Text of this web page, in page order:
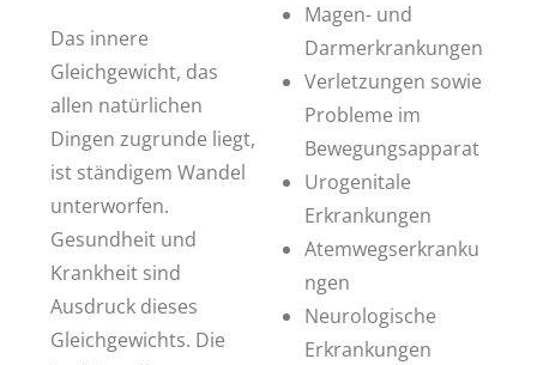
Das innere
Gleichgewicht, das
allen natürlichen
Dingen zugrunde liegt,
ist ständigem Wandel
unterworfen.
Gesundheit und
Krankheit sind
Ausdruck dieses
Gleichgewichts. Die
Magen- und
Darmerkrankungen
Verletzungen sowie
Probleme im
Bewegungsapparat
Urogenitale
Erkrankungen
Atemwegserkranku
ngen
Neurologische
Erkrankungen